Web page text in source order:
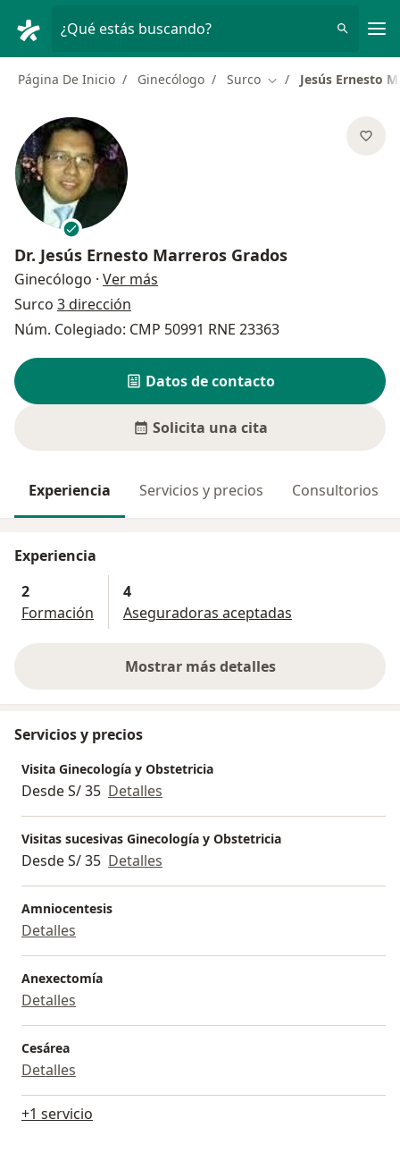
¿Qué estás buscando?
Página De Inicio Ginecólogo Surco Cambiar de ciudad
Jesús Ernesto
Dr. Jesús Ernesto Marreros Grados
Ginecólogo · Ver más
Surco 3 dirección
Núm. Colegiado: CMP 50991 RNE 23363
Datos de contacto
Solicita una cita
Experiencia Servicios y precios Consultorios
Experiencia
2
Formación
4
Aseguradoras aceptadas
Mostrar más detalles
sobre la experiencia
Servicios y precios
Visita Ginecología y Obstetricia
Desde S/ 35 Detalles
Visitas sucesivas Ginecología y Obstetricia
Desde S/ 35 Detalles
Amniocentesis
Detalles
Anexectomía
Detalles
Cesárea
Detalles
+1 servicio